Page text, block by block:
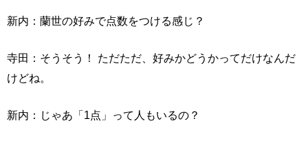
新内：蘭世の好みで点数をつける感じ？
寺田：そうそう！ ただただ、好みかどうかってだけなんだ
けどね。
新内：じゃあ「1点」って人もいるの？